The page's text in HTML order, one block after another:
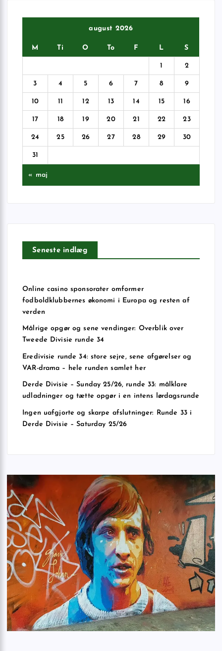
august 2026
M Ti O To F L S
1 2
3 4 5 6 7 8 9
10 11 12 13 14 15 16
17 18 19 20 21 22 23
24 25 26 27 28 29 30
31
« maj
Seneste indlæg
Online casino sponsorater omformer
fodboldklubbernes økonomi i Europa og resten af
verden
Målrige opgør og sene vendinger: Overblik over
Tweede Divisie runde 34
Eredivisie runde 34: store sejre, sene afgørelser og
VAR-drama – hele runden samlet her
Derde Divisie – Sunday 25/26, runde 33: målklare
udladninger og tætte opgør i en intens lørdagsrunde
Ingen uafgjorte og skarpe afslutninger: Runde 33 i
Derde Divisie – Saturday 25/26